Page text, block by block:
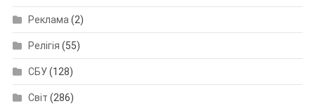
Реклама (2)
Релігія (55)
СБУ(128)
Світ (286)